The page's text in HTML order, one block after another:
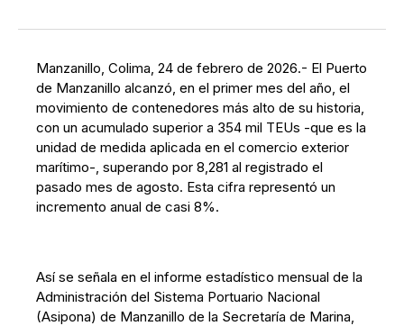
Facebook
Pinterest
LinkedInWhatsApp
Email
Manzanillo, Colima, 24 de febrero de 2026.- El Puerto
de Manzanillo alcanzó, en el primer mes del año, el
movimiento de contenedores más alto de su historia,
con un acumulado superior a 354 mil TEUs -que es la
unidad de medida aplicada en el comercio exterior
marítimo-, superando por 8,281 al registrado el
pasado mes de agosto. Esta cifra representó un
incremento anual de casi 8%.
Así se señala en el informe estadístico mensual de la
Administración del Sistema Portuario Nacional
(Asipona) de Manzanillo de la Secretaría de Marina,